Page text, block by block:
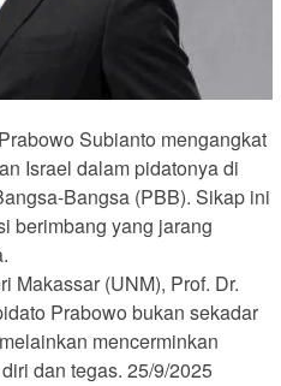
Subianto mengangkat
Israel dalam pidatonya di
Bangsa (PBB). Sikap ini
berimbang yang jarang
Makassar (UNM), Prof. Dr.
Prabowo bukan sekadar
mencerminkan
dan tegas. 25/9/2025